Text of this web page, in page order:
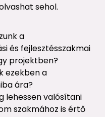
sehol.
a
és fejlesztésszakmai
projektben?
ezekben a
ára?
lehessen valósítani
szakmához is értő